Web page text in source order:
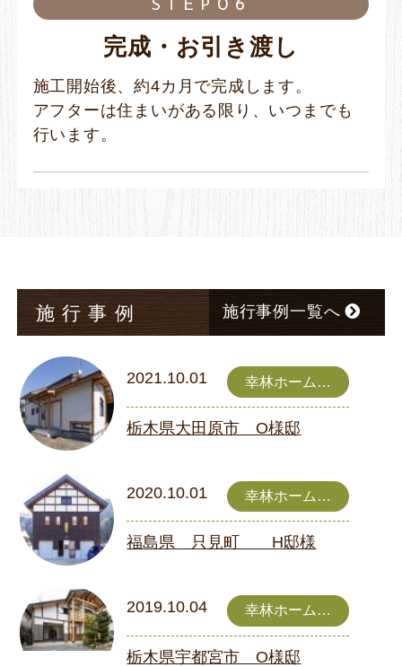
STEP 06
完成・お引き渡し
施工開始後、約4カ月で完成します。
アフターは住まいがある限り、いつまでも
行います。
施行事例 施行事例一覧へ
2021.10.01
幸林ホーム
きこり家
栃木県大田原市 O様邸
2020.10.01
幸林ホーム
きこり家
福島県 只見町 H邸様
2019.10.04
幸林ホーム
きこり家
栃木県宇都宮市 O様邸